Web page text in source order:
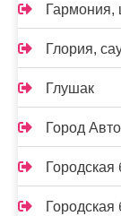
Гармония,
Глория,
Глушак
Город Авто
Городская